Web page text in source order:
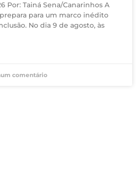
Por: Tainá Sena/Canarinhos A
para um marco inédito
No dia 9 de agosto, às
comentário